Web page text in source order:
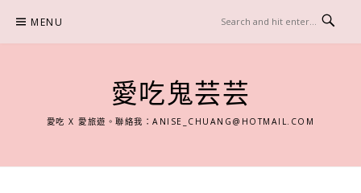
content
MENU
愛吃鬼芸芸
愛吃 X 愛旅遊。聯絡我：ANISE_CHUANG@HOTMAIL.COM